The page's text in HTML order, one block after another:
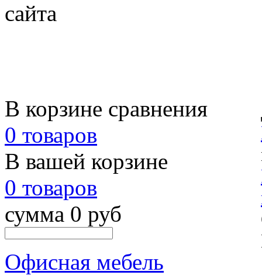
сайта
В корзине сравнения
0 товаров
В вашей корзине
0 товаров
сумма 0 руб
Офисная мебель